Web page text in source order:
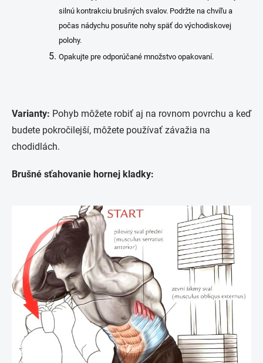
silnú kontrakciu brušných svalov. Podržte na chvíľu a
počas nádychu posuňte nohy späť do východiskovej
polohy.
Opakujte pre odporúčané množstvo opakovaní.
Varianty: Pohyb môžete robiť aj na rovnom povrchu a keď
budete pokročilejší, môžete používať závažia na
chodidlách.
Brušné sťahovanie hornej kladky: